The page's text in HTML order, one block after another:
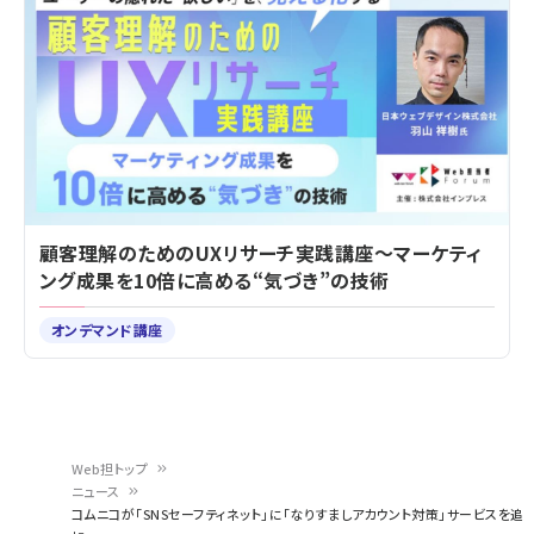
Web担トップ
ニュース
コムニコが「SNSセーフティネット」に「なりすましアカウント対策」サービスを追
顧客理解のためのUXリサーチ実践講座～マーケティ
ング成果を10倍に高める“気づき”の技術
オンデマンド講座